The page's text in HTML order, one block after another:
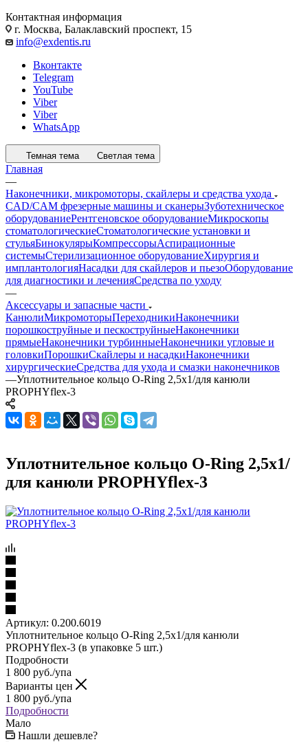
Контактная информация
г. Москва, Балаклавский проспект, 15
info@exdentis.ru
Вконтакте
Telegram
YouTube
Viber
Viber
WhatsApp
Темная тема Светлая тема
Главная
—
Наконечники, микромоторы, скайлеры и средства ухода
CAD/CAM фрезерные машины и сканерыЗуботехническое
оборудованиеРентгеновское оборудованиеМикроскопы
стоматологическиеСтоматологические установки и
стульяБинокулярыКомпрессорыАспирационные
системыСтерилизационное оборудованиеХирургия и
имплантологияНасадки для скайлеров и пьезоОборудование
для диагностики и леченияСредства по уходу
—
Аксессуары и запасные части
КанюлиМикромоторыПереходникиНаконечники
порошкоструйные и пескоструйныеНаконечники
прямыеНаконечники турбинныеНаконечники угловые и
головкиПорошкиСкайлеры и насадкиНаконечники
хирургическиеСредства для ухода и смазки наконечников
—Уплотнительное кольцо O-Ring 2,5x1/для канюли
PROPHYflex-3
Уплотнительное кольцо O-Ring 2,5x1/
для канюли PROPHYflex-3
Артикул: 0.200.6019
Уплотнительное кольцо O-Ring 2,5x1/для канюли
PROPHYflex-3 (в упаковке 5 шт.)
Подробности
1 800 руб./упа
Варианты цен
1 800 руб./упа
Подробности
Мало
Нашли дешевле?